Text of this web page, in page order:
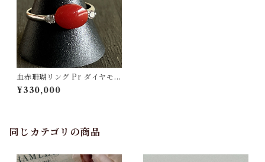
血赤珊瑚リング Pr ダイヤモン
ド rg-04
¥330,000
同じカテゴリの商品